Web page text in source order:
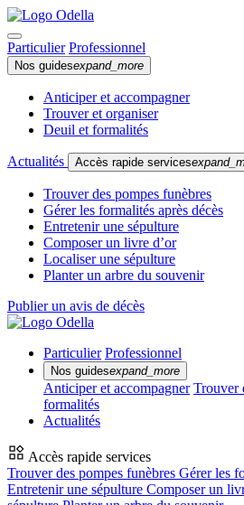
Particulier Professionnel
Nos guidesexpand_more
Anticiper et accompagner
Trouver et organiser
Deuil et formalités
Actualités Accès rapide services
Trouver des pompes funèbres
Gérer les formalités après décès
Entretenir une sépulture
Composer un livre d’or
Localiser une sépulture
Planter un arbre du souvenir
Publier un avis de décès
Particulier Professionnel
Nos guidesexpand_more
Anticiper et accompagner Trouver
formalités
Actualités
Accès rapide services
Trouver des pompes funèbres Gérer les
Entretenir une sépulture Composer un